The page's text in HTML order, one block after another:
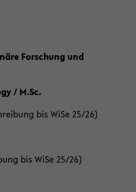
Forschung und
/ M.Sc.
bis WiSe 25/26)
bis WiSe 25/26)